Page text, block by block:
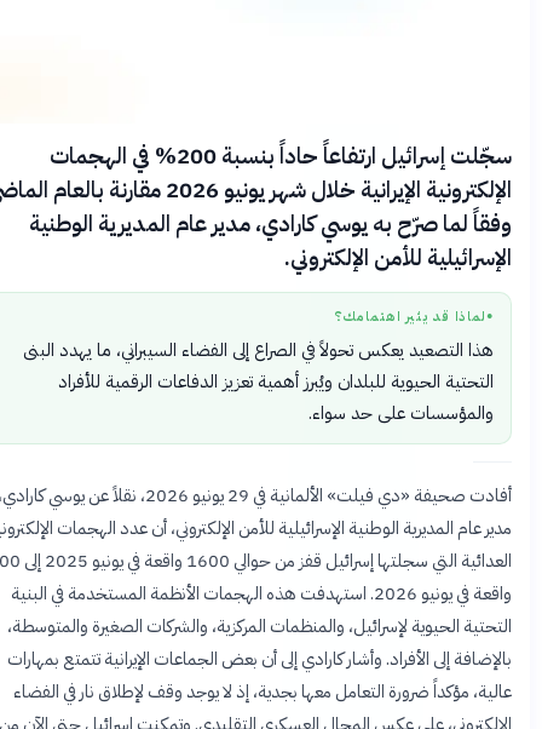
سجّلت إسرائيل ارتفاعاً حاداً بنسبة 200% في الهجمات
الإلكترونية الإيرانية خلال شهر يونيو 2026 مقارنة بالعام الماضي،
لما صرّح به يوسي كارادي، مدير عام المديرية الوطنية
للأمن الإلكتروني.
لماذا قد يثير اهتمامك؟
هذا التصعيد يعكس تحولاً في الصراع إلى الفضاء السيبراني، ما يهدد البنى
التحتية الحيوية للبلدان ويُبرز أهمية تعزيز الدفاعات الرقمية للأفراد
والمؤسسات على حد سواء.
أفادت صحيفة «دي فيلت» الألمانية في 29 يونيو 2026، نقلاً عن يوسي كارادي،
عام المديرية الوطنية الإسرائيلية للأمن الإلكتروني، أن عدد الهجمات الإلكترونية
العدائية التي سجلتها إسرائيل قفز من حوالي 1600 واقعة في يونيو 2025 إلى 4800
واقعة في يونيو 2026. استهدفت هذه الهجمات الأنظمة المستخدمة في البنية
الحيوية لإسرائيل، والمنظمات المركزية، والشركات الصغيرة والمتوسطة،
إلى الأفراد. وأشار كارادي إلى أن بعض الجماعات الإيرانية تتمتع بمهارات
مؤكداً ضرورة التعامل معها بجدية، إذ لا يوجد وقف لإطلاق نار في الفضاء